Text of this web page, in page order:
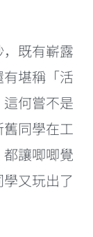
既有嶄露
堪稱「活
何嘗不是
同學在工
讓唧唧覺
又玩出了